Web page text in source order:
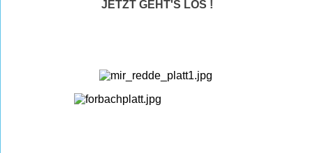
JETZT GEHT'S LOS !